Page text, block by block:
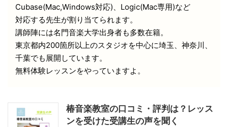
Cubase(Mac,Windows対応)、Logic(Mac専用)など
対応する先生が割り当てられます。
講師陣には名門音楽大学出身者も多数在籍。
東京都内200箇所以上のスタジオを中心に埼玉、神奈川、
千葉でも展開しています。
無料体験レッスンをやっていますよ。
椿音楽教室の口コミ・評判は？レッス
ンを受けた受講生の声を聞く